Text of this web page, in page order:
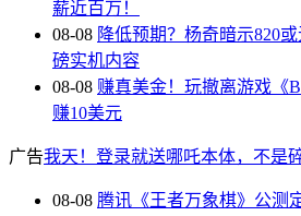
薪近百万！
08-08 降低预期？杨奇暗示820
磅实机内容
08-08 赚真美金！玩撤离游戏《
赚10美元
广告我天！登录就送哪吒本体，不是碎
08-08 腾讯《王者万象棋》公测